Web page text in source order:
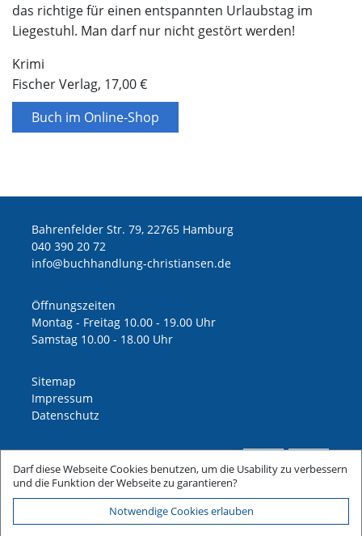
das richtige für einen entspannten Urlaubstag im
Liegestuhl. Man darf nur nicht gestört werden!
Krimi
Fischer Verlag, 17,00 €
Buch im Online-Shop
Bahrenfelder Str. 79, 22765 Hamburg
040 390 20 72
ed.nesnaitsirhc-gnuldnahhcub@ofni
Öffnungszeiten
Montag - Freitag 10.00 - 19.00 Uhr
Samstag 10.00 - 18.00 Uhr
Sitemap
Impressum
Datenschutz
Darf diese Webseite Cookies benutzen, um die Usability zu verbessern
und die Funktion der Webseite zu garantieren?
Notwendige Cookies erlauben